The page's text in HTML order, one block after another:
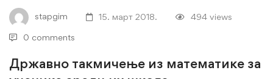
ученике
средњих
школа
stapgim 15. март 2018. 494 views
0 comments
Државно такмичење из математике за